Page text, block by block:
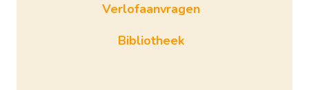
Verlofaanvragen
Bibliotheek